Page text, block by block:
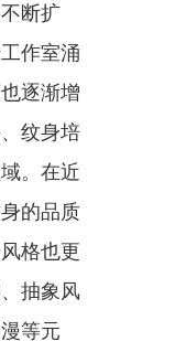
断扩
作室涌
逐渐增
纹身培
。在近
的品质
格也更
抽象风
等元